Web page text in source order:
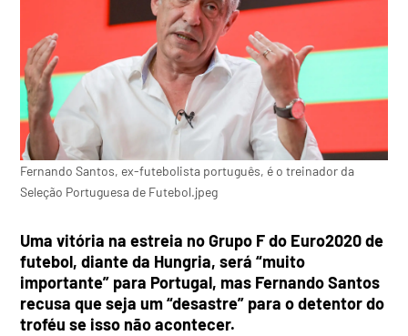
Fernando Santos, ex-futebolista português, é o treinador da
Seleção Portuguesa de Futebol.jpeg
Uma vitória na estreia no Grupo F do Euro2020 de
futebol, diante da Hungria, será “muito
importante” para Portugal, mas Fernando Santos
recusa que seja um “desastre” para o detentor do
troféu se isso não acontecer.